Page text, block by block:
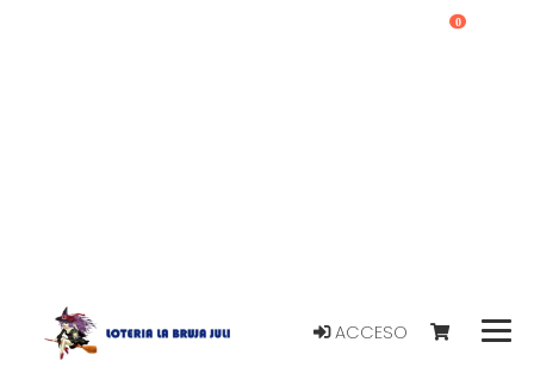
ACCESO
0